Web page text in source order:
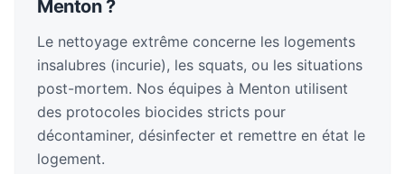
Menton ?
Le nettoyage extrême concerne les logements
insalubres (incurie), les squats, ou les situations
post-mortem. Nos équipes à Menton utilisent
des protocoles biocides stricts pour
décontaminer, désinfecter et remettre en état le
logement.